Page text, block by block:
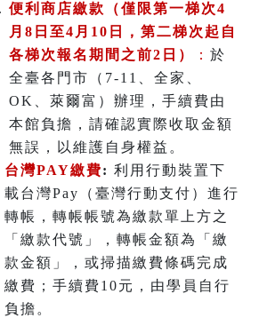
便利商店繳款（僅限第一梯次4
月8日至4月10日，第二梯次起自
各梯次報名期間之前2日）
： 於
全臺各門市（7-11、全家、
OK、萊爾富）辦理 ， 手續費由
本館負擔，請確認實際收取金額
無誤，以維護自身權益。
台灣PAY繳費: 利用行動裝置下
載台灣Pay（臺灣行動支付）進行
轉帳，轉帳帳號為繳款單上方之
「繳款代號」，轉帳金額為「繳
款金額」，或掃描繳費條碼完成
繳費；手續費10元，由學員自行
負擔。